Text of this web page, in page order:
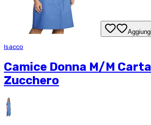
Isacco
Camice Donna M/M
Zucchero